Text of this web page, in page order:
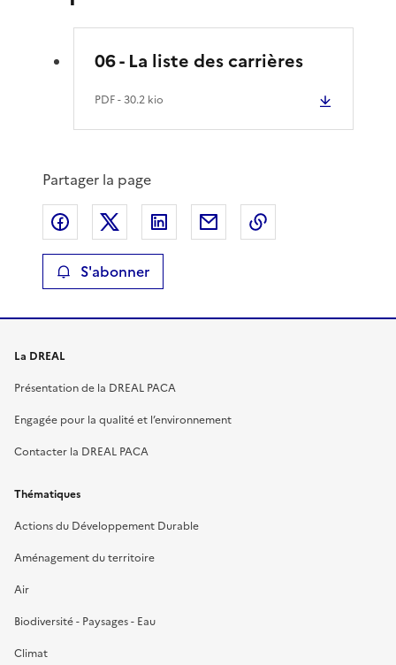
06 - La liste des carrières
PDF- 30.2 kio
Partager la page
Partager sur Facebook
Partager sur XPartager sur LinkedIn
Partager par email
S'abonner
La DREAL
Présentation de la DREAL PACA
Engagée pour la qualité et l’environnement
Contacter la DREAL PACA
Thématiques
Actions du Développement Durable
Aménagement du territoire
Air
Biodiversité - Paysages - Eau
Climat